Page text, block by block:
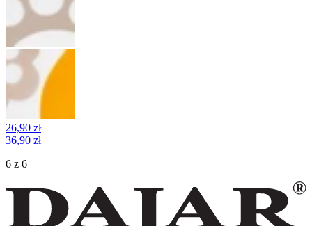
26,90 zł
36,90 zł
6 z 6